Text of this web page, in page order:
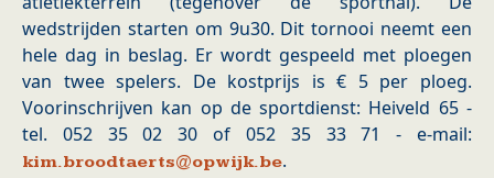
wedstrijden starten om 9u30. Dit tornooi neemt een
hele dag in beslag. Er wordt gespeeld met ploegen
van twee spelers. De kostprijs is € 5 per ploeg.
Voorinschrijven kan op de sportdienst: Heiveld 65 -
tel. 052 35 02 30 of 052 35 33 71 - e-mail:
kim.broodtaerts@opwijk.be.